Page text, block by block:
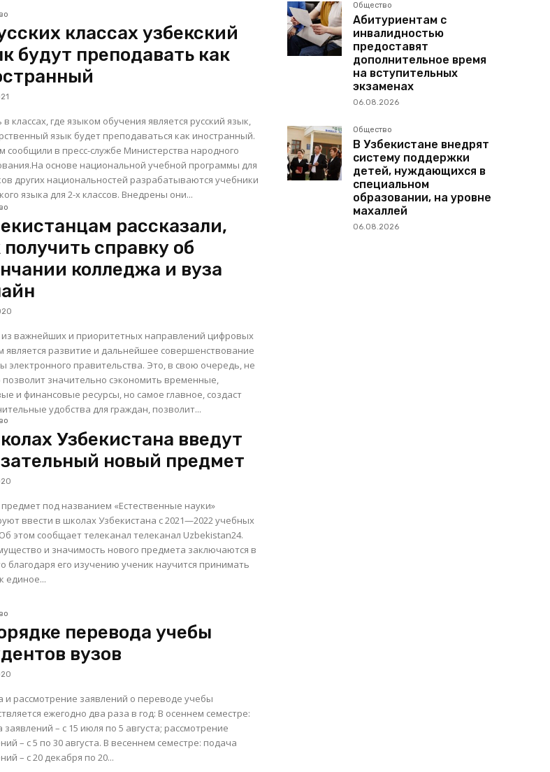
классах узбекский
будут преподавать как
в классах, где языком обучения является русский язык,
язык будет преподаваться как иностранный.
сообщили в пресс-службе Министерства народного
основе национальной учебной программы для
других национальностей разрабатываются учебники
языка для 2-х классов. Внедрены они...
рассказали,
получить справку об
колледжа и вуза
важнейших и приоритетных направлений цифровых
является развитие и дальнейшее совершенствование
электронного правительства. Это, в свою очередь, не
позволит значительно сэкономить временные,
и финансовые ресурсы, но самое главное, создаст
удобства для граждан, позволит...
Узбекистана введут
новый предмет
под названием «Естественные науки»
ввести в школах Узбекистана с 2021—2022 учебных
сообщает телеканал телеканал Uzbekistan24.
и значимость нового предмета заключаются в
благодаря его изучению ученик научится принимать
единое...
перевода учебы
вузов
и рассмотрение заявлений о переводе учебы
ежегодно два раза в год: В осеннем семестре:
– с 15 июля по 5 августа; рассмотрение
по 30 августа. В весеннем семестре: подача
– с 20 декабря по 20...
Общество
Абитуриентам с
инвалидностью
предоставят
дополнительное время
на вступительных
экзаменах
06.08.2026
Общество
В Узбекистане внедрят
систему поддержки
детей, нуждающихся в
специальном
образовании, на уровне
махаллей
06.08.2026